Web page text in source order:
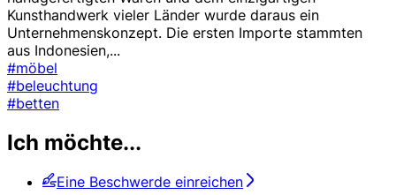
Kunsthandwerk vieler Länder wurde daraus ein
Unternehmenskonzept. Die ersten Importe stammten
aus Indonesien,...
#möbel
#beleuchtung
#betten
Ich möchte...
Eine Beschwerde einreichen